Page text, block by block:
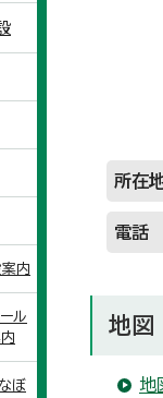
所在
電話
地図
地
内
ル
ぼ